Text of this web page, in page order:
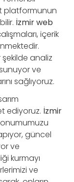
platformunun
İzmir web
içerik
analiz
ve
sağlıyoruz.
ediyoruz. İzmir
güncel
ve
kurmayı
ve